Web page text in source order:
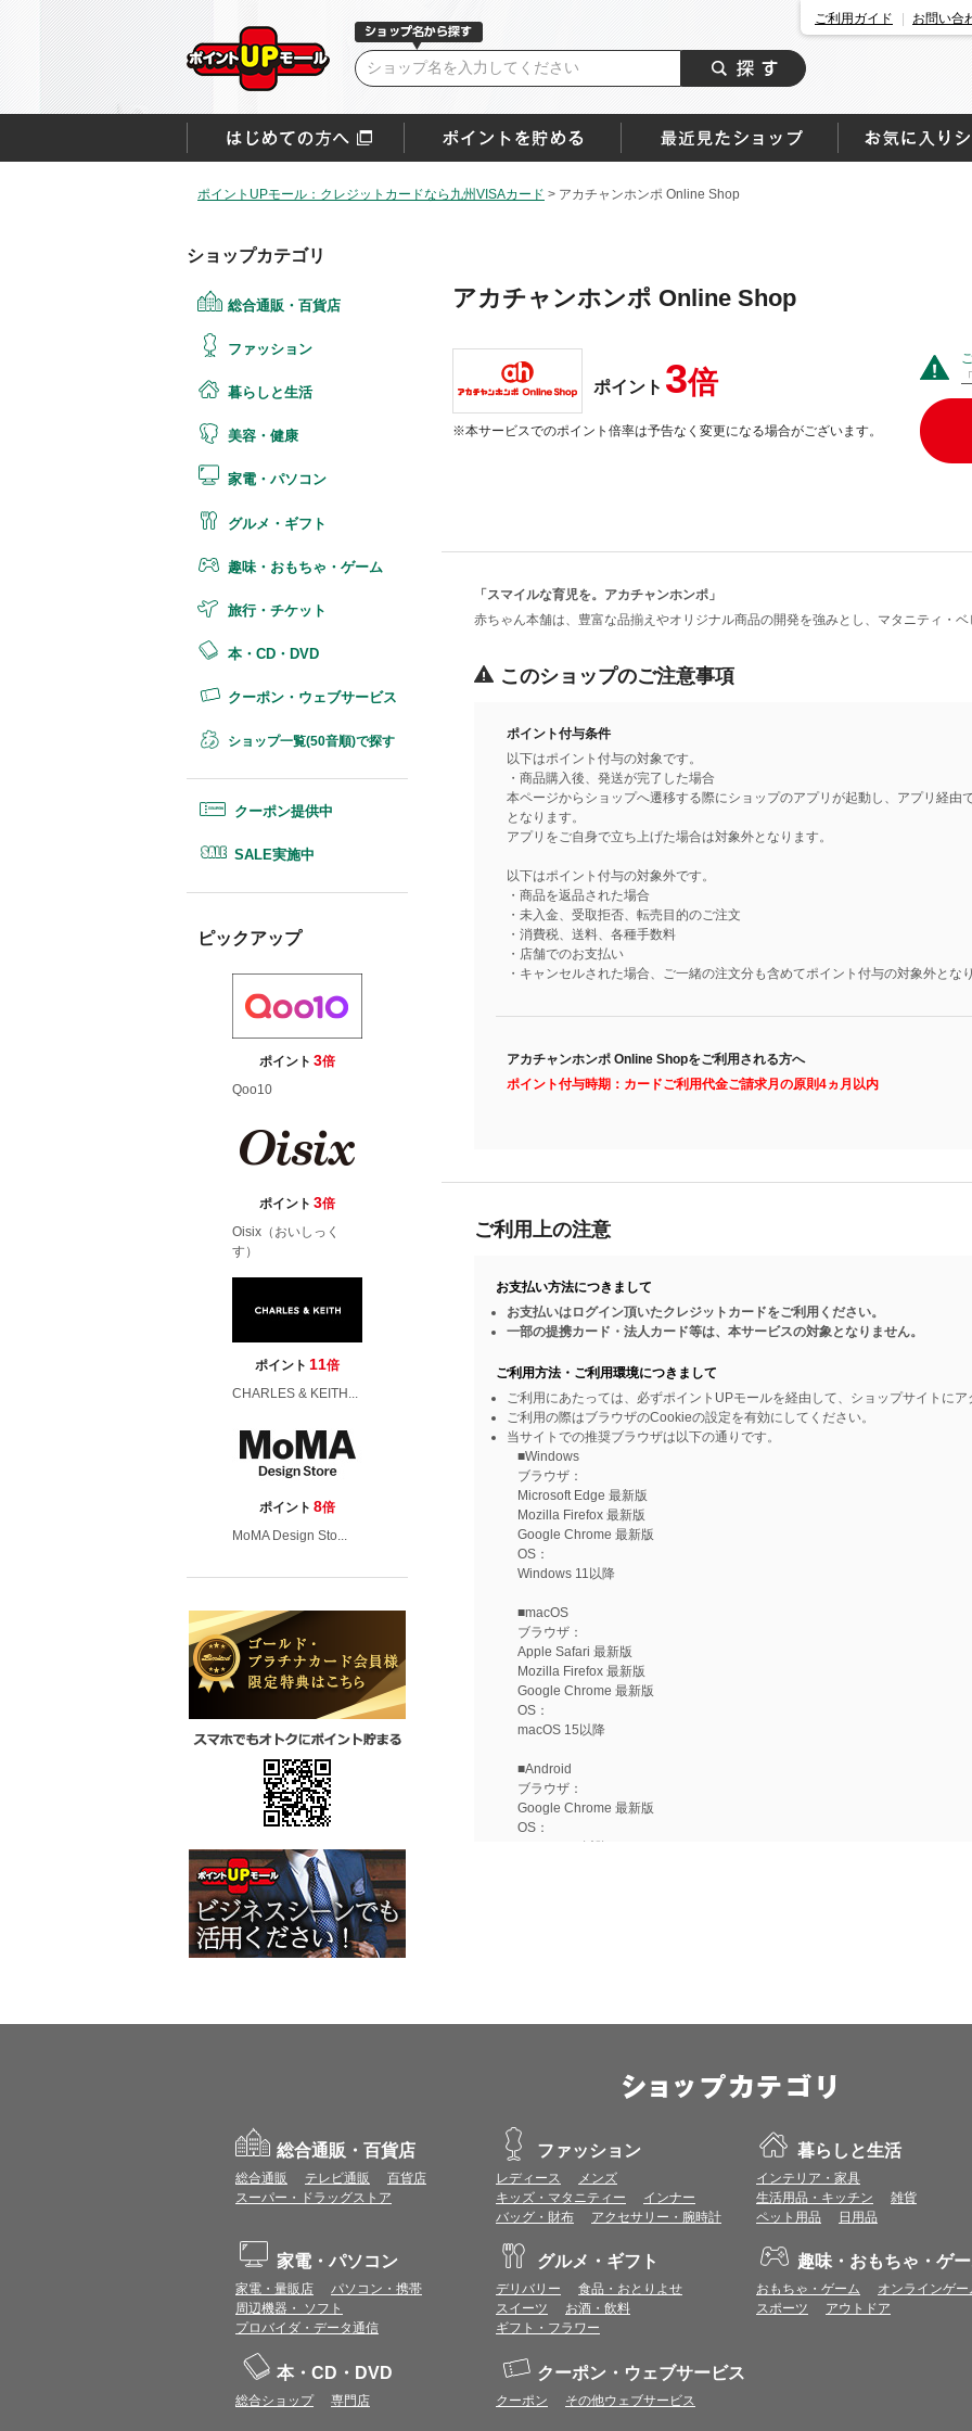
ご利用ガイド お問い合
ポイントUPモール：クレジットカードなら九州VISAカード > アカチャンホンポ Online Shop
ショップカテゴリ
総合通販・百貨店
ファッション
暮らしと生活
美容・健康
家電・パソコン
グルメ・ギフト
趣味・おもちゃ・ゲーム
旅行・チケット
本・CD・DVD
クーポン・ウェブサービス
ショップ一覧(50音順)で探す
クーポン提供中
SALE実施中
ピックアップ
ポイント 3倍
Qoo10
ポイント 3倍
Oisix（おいしっく
す）
ポイント 11倍
CHARLES & KEITH...
ポイント 8倍
MoMA Design Sto...
アカチャンホンポ Online Shop
ポイント 3倍
※本サービスでのポイント倍率は予告なく変更になる場合がございます。
「スマイルな育児を。アカチャンホンポ」
赤ちゃん本舗は、豊富な品揃えやオリジナル商品の開発を強みとし、マタニティ・ベ
このショップのご注意事項
ポイント付与条件
以下はポイント付与の対象です。
・商品購入後、発送が完了した場合
本ページからショップへ遷移する際にショップのアプリが起動し、アプリ経由
となります。
アプリをご自身で立ち上げた場合は対象外となります。
以下はポイント付与の対象外です。
・商品を返品された場合
・未入金、受取拒否、転売目的のご注文
・消費税、送料、各種手数料
・店舗でのお支払い
・キャンセルされた場合、ご一緒の注文分も含めてポイント付与の対象外となり
アカチャンホンポ Online Shopをご利用される方へ
ポイント付与時期：カードご利用代金ご請求月の原則4ヵ月以内
ご利用上の注意
お支払い方法につきまして
お支払いはログイン頂いたクレジットカードをご利用ください。
一部の提携カード・法人カード等は、本サービスの対象となりません。
ご利用方法・ご利用環境につきまして
ご利用にあたっては、必ずポイントUPモールを経由して、ショップサイトにア
ご利用の際はブラウザのCookieの設定を有効にしてください。
当サイトでの推奨ブラウザは以下の通りです。
■Windows
ブラウザ：
Microsoft Edge 最新版
Mozilla Firefox 最新版
Google Chrome 最新版
OS：
Windows 11以降
■macOS
ブラウザ：
Apple Safari 最新版
Mozilla Firefox 最新版
Google Chrome 最新版
OS：
macOS 15以降
■Android
ブラウザ：
Google Chrome 最新版
OS：
Android 15以降
※上記環境範囲内であっても、ブラウザとOSの組み合わせにより、 一部表
すので、推奨ブラウザでのご利用をお願いいたします。
本サービスではCookieとJavaScriptの機能を使用している為、Cookieと
ポイント付与につきまして
ワールドプレゼントのポイント通常1倍分に加え、上乗せとなる1〜19倍分のポ
ントとして付与いたします。
プレミアムポイント付与の対象は、商品代金のみ（税・送料等を除く）となりま
プレミアムポイントの付与予定時期は、カードご利用代金のご請求月と異なる
とに異なりますので、各ショップのショップ詳細ページにてご確認ください。
200円のご利用につき1ポイントとして計算されるため、一部の法人カード等
が異なる場合があります。
商品購入後、購入内容等に変更があった場合は、プレミアムポイント付与の対
商品をキャンセル・返品した場合は、プレミアムポイント付与の対象となりませ
同一ショップで複数回ご利用される場合は、1回のご利用ごとにポイントUPモ
総合通販・百貨店
総合通販 テレビ通販
百貨店
スーパー・ドラッグストア
ファッション
レディース
メンズ
キッズ・マタニティー
インナー
バッグ・財布
アクセサリー・腕時計
暮らしと生活
インテリア・家具
生活用品・キッチン
雑貨
ペット用品
日用品
家電・パソコン
家電・量販店
パソコン・携帯
周辺機器・ ソフト
プロバイダ・データ通信
グルメ・ギフト
デリバリー
食品・おとりよせ
スイーツ
お酒・飲料
ギフト・フラワー
趣味・おもちゃ・ゲ
おもちゃ・ゲーム
オンラインゲー
スポーツ
アウトドア
本・CD・DVD
総合ショップ 専門店
クーポン・ウェブサービス
クーポン その他ウェブサービス